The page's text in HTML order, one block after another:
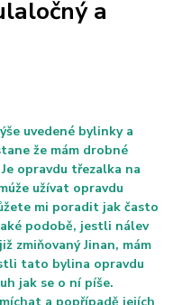
a
uvedené bylinky a
že mám drobné
opravdu třezalka na
užívat opravdu
mi poradit jak často
podobě, jestli nálev
zmiňovaný Jinan, mám
tato bylina opravdu
jak se o ní píše.